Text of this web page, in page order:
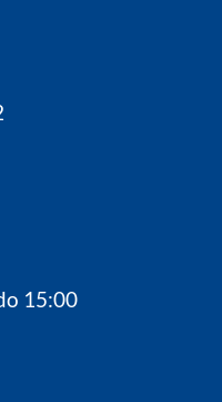
15:00